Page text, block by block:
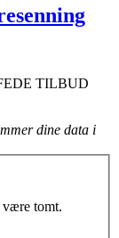
TILBUD
dine data i
være tomt.